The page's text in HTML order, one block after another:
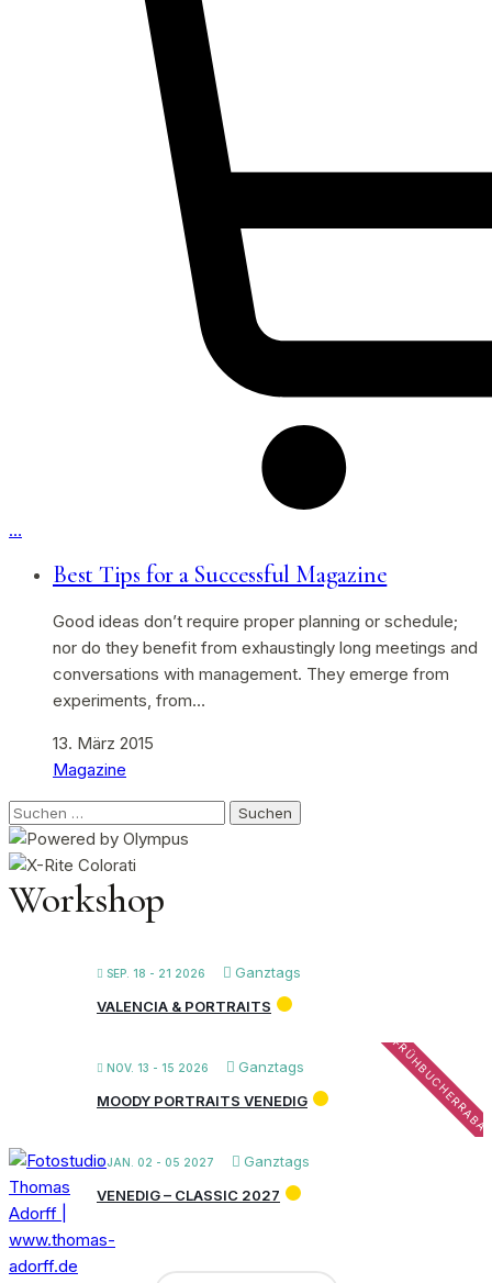
…
Best Tips for a Successful Magazine
Good ideas don’t require proper planning or schedule;
nor do they benefit from exhaustingly long meetings and
conversations with management. They emerge from
experiments, from…
13. März 2015
Magazine
Suchen
nach:
Workshop
SEP. 18 - 21 2026
Ganztags
VALENCIA & PORTRAITS
NOV. 13 - 15 2026 Ganztags
MOODY PORTRAITS VENEDIG
JAN. 02 - 05 2027
Ganztags
VENEDIG – CLASSIC 2027